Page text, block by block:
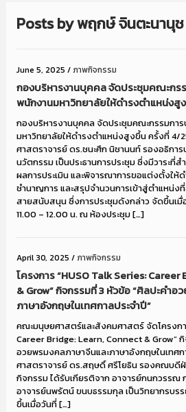
Posts byพฤกษ์ จินตะนานุช
June 5, 2025 /ภาพกิจกรรม
กองบริหารงานบุคคล จัดประชุมคณะกร
พนักงานมหาวิทยาลัยให้ดำรงตำแหน่งสู
กองบริหารงานบุคคล จัดประชุมคณะกรรมกา
มหาวิทยาลัยให้ดำรงตำแหน่งสูงขึ้น ครั้งที่ 4/
ศาสตราจารย์ ดร.ชนะศึก นิชานนท์ รองอธิกา
นวัตกรรม เป็นประธานการประชุม ซึ่งมีวาระ
ผลการประเมิน และพิจารณาการขอแต่งตั้งให้
ชำนาญการ และสรุปจำนวนการเข้าสู่ตำแหน่
สายสนับสนุน ซึ่งการประชุมดังกล่าว จัดขึ้นเมื่
11.00 – 12.00 น. ณ ห้องประชุม […]
April 30, 2025 /ภาพกิจกรรม
โครงการ “HUSO Talk Series:
& Grow” กิจกรรมที่ 3 หัวข้อ “ศิลปะคำ
ภาษาอังกฤษในเทศกาลประจำปี”
คณะมนุษยศาสตร์และสังคมศาสตร์ จัดโครงก
Career Bridge: Learn, Connect & Grow”
อวยพรมงคลภาษาจีนและภาษาอังกฤษในเทศก
ศาสตราจารย์ ดร.สฤษดิ์ ศรีโยธิน รองคณบดีฝ่
กิจกรรม ได้รับเกียรติจาก อาจารย์กนกวรรณ
อาจารย์นพรัตน์ ขนบธรรมกุล เป็นวิทยากรบร
ขึ้นเมื่อวันที่ […]